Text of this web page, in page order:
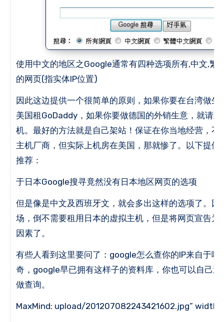
使用中文的地区之Google通常有四种选项所有,中文,繁
的网页(指实体IP位置)
因此这边提供一个很简单的原则，如果你要在台湾做生
美国租GoDaddy，如果你要做德国的外销生意，就请
机。最好的方法就是自己架站！保证在你当地经营，不
主机厂商，但实际上机房在美国，那就惨了。 以下提供
推荐：
于日本Google搜寻竟然没有日本地区网页的选项
但是像是中文及西班牙文，就会多出这样的选项了。 因
场，倒不需要租用日本的虚拟主机，但是将网页宣告为
因素了。
有些人看到这里要问了：google怎么查你的IP来自于哪
奇，google早已拥有这样子的资料库，你也可以自己
做查询。
MaxMind: upload/201207082243421602.jpg”